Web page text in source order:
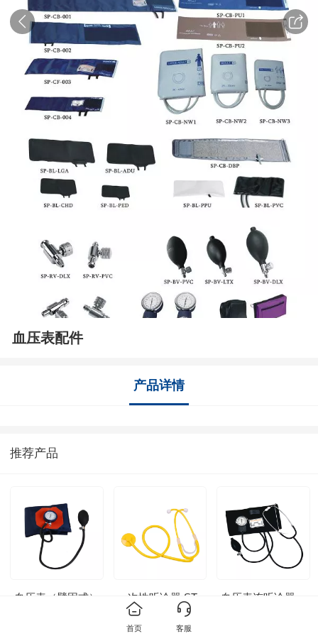
血压表配件
产品详情
推荐产品
血压表（臂固式）
一次性听诊器 ST-
DISP-001
血压表连听诊器
首页 客服